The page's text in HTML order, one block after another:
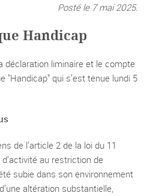
Posté le 7 mai 2025.
Handicap
déclaration liminaire et le compte
"Handicap" qui s’est tenue lundi 5
de l’article 2 de la loi du 11
au restriction de
subie dans son environnement
altération substantielle,